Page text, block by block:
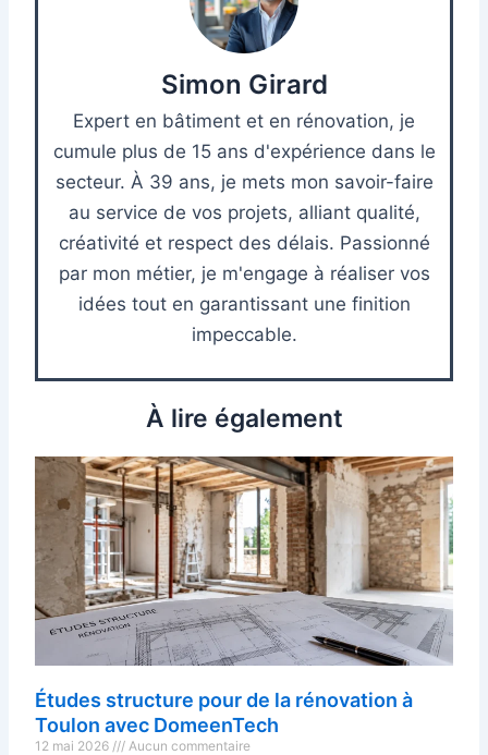
Simon Girard
Expert en bâtiment et en rénovation, je
cumule plus de 15 ans d'expérience dans le
secteur. À 39 ans, je mets mon savoir-faire
au service de vos projets, alliant qualité,
créativité et respect des délais. Passionné
par mon métier, je m'engage à réaliser vos
idées tout en garantissant une finition
impeccable.
À lire également
Études structure pour de la rénovation à
Toulon avec DomeenTech
12 mai 2026 Aucun commentaire